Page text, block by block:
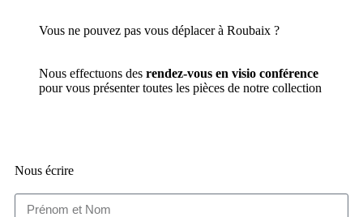
Vous ne pouvez pas vous déplacer à Roubaix ?
Nous effectuons des rendez-vous en visio conférence
pour vous présenter toutes les pièces de notre collection
Nous écrire